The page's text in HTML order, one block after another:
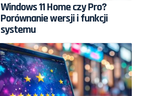
Windows 11 Home czy Pro?
Porównanie wersji i funkcji
systemu